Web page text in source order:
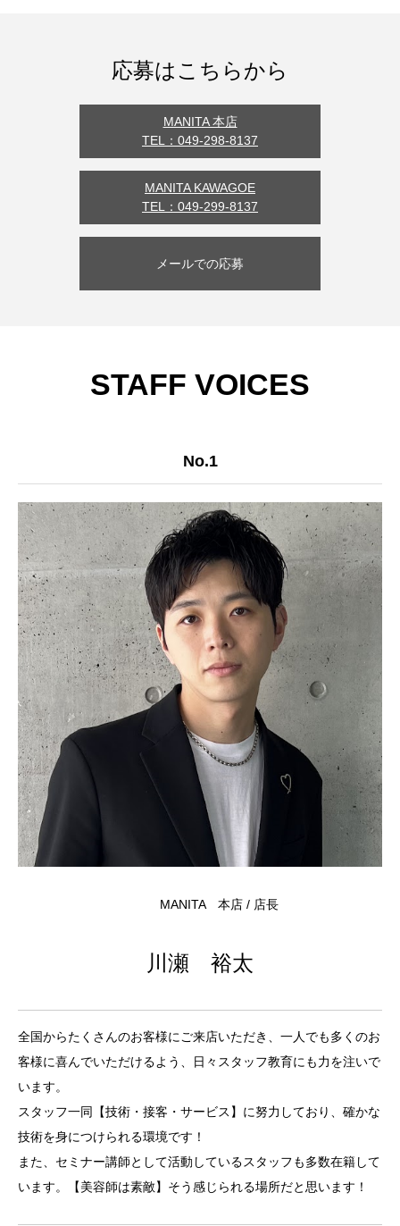
応募はこちらから
MANITA 本店
TEL：049-298-8137
MANITA KAWAGOE
TEL：049-299-8137
メールでの応募
STAFF VOICES
No.1
MANITA 本店 / 店長
川瀬 裕太
全国からたくさんのお客様にご来店いただき、一人でも多くのお
客様に喜んでいただけるよう、日々スタッフ教育にも力を注いで
います。
スタッフ一同【技術・接客・サービス】に努力しており、確かな
技術を身につけられる環境です！
また、セミナー講師として活動しているスタッフも多数在籍して
います。【美容師は素敵】そう感じられる場所だと思います！